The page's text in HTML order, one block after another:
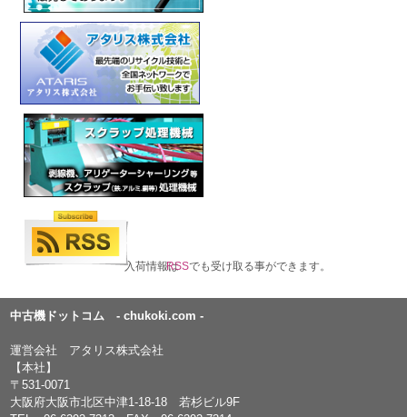
入荷情報はRSSでも受け取る事ができます。
中古機ドットコム - chukoki.com -
運営会社 アタリス株式会社
【本社】
〒531-0071
大阪府大阪市北区中津1-18-18 若杉ビル9F